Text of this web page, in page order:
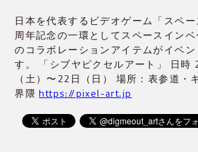
日本を代表するビデオゲーム「スペ
周年記念の一環としてスペースイン
のコラボレーションアイテムがイベ
す。 「シブヤピクセルアート」 日時
（土）〜22日（日） 場所：表参道・
界隈https://pixel-art.jp